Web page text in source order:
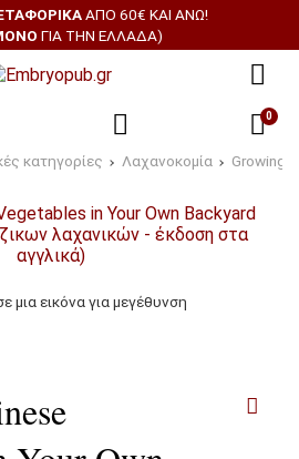
ΑΠΌ 60€ ΚΑΙ ΆΝΩ!
ΓΙΑ ΤΗΝ ΕΛΛΆΔΑ)
0
κατηγορίες Λαχανοκομία Growing
μια εικόνα για μεγέθυνση